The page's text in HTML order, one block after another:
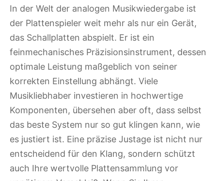
In der Welt der analogen Musikwiedergabe ist
der Plattenspieler weit mehr als nur ein Gerät,
das Schallplatten abspielt. Er ist ein
feinmechanisches Präzisionsinstrument, dessen
optimale Leistung maßgeblich von seiner
korrekten Einstellung abhängt. Viele
Musikliebhaber investieren in hochwertige
Komponenten, übersehen aber oft, dass selbst
das beste System nur so gut klingen kann, wie
es justiert ist. Eine präzise Justage ist nicht nur
entscheidend für den Klang, sondern schützt
auch Ihre wertvolle Plattensammlung vor